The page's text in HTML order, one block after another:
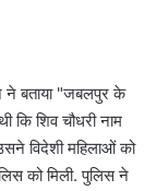
ने बताया "जबलपुर के
कि शिव चौधरी नाम
विदेशी महिलाओं को
को मिली. पुलिस ने